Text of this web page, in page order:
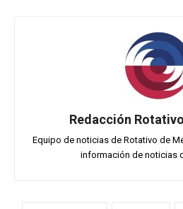
Redacción
Equipo de noticias de Rotativo de
información de noticias